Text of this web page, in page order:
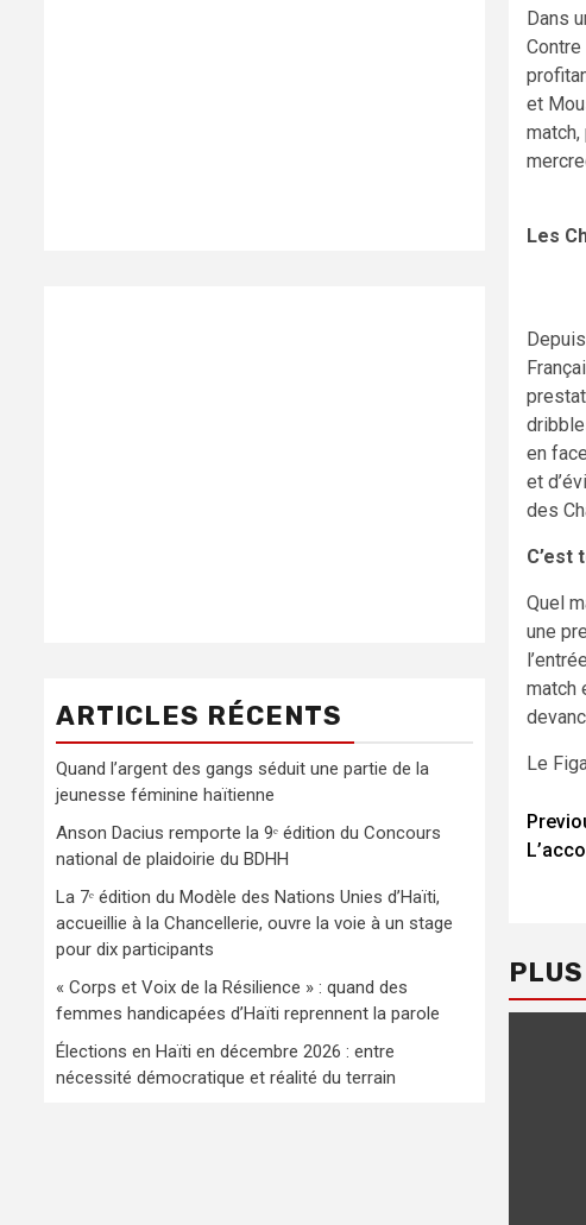
Dans
et
Les
en
et
des
C’est
Quel
une
match
Le
ARTICLES RÉCENTS
Quand l’argent des gangs séduit une partie de la
jeunesse féminine haïtienne
Anson Dacius remporte la 9ᵉ édition du Concours
national de plaidoirie du BDHH
La 7ᵉ édition du Modèle des Nations Unies d’Haïti,
accueillie à la Chancellerie, ouvre la voie à un stage
pour dix participants
« Corps et Voix de la Résilience » : quand des
femmes handicapées d’Haïti reprennent la parole
Élections en Haïti en décembre 2026 : entre
nécessité démocratique et réalité du terrain